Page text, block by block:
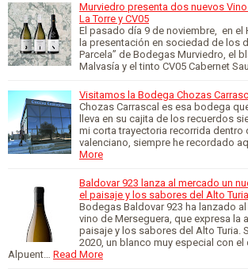
Murviedro presenta dos nuevos
La Torre y CV05
El pasado día 9 de noviembre, en el
la presentación en sociedad de los
Parcela” de Bodegas Murviedro, el
Malvasía y el tinto CV05 Cabernet
Visitamos la Bodega Chozas
Chozas Carrascal es esa bodega
lleva en su cajita de los recuerdos
mi corta trayectoria recorrida dentro
valenciano, siempre he recordado
More
Baldovar 923 lanza al mercado un
el paisaje y los sabores del Alto Turia
Bodegas Baldovar 923 ha lanzado
vino de Merseguera, que expresa la
paisaje y los sabores del Alto Turia.
2020, un blanco muy especial con
Alpuent… Read More